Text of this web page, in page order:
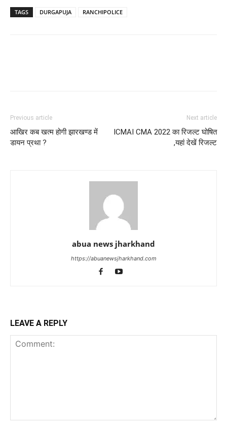
TAGS DURGAPUJA RANCHIPOLICE
Previous article
आखिर कब खत्म होगी झारखण्ड में
डायन प्रथा ?
Next article
ICMAI CMA 2022 का रिजल्ट घोषित
,यहां देखें रिजल्ट
abua news jharkhand
https://abuanewsjharkhand.com
LEAVE A REPLY